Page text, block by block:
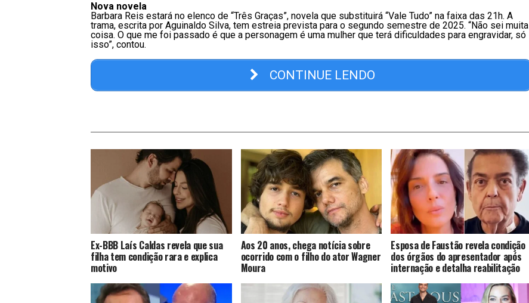
Nova novela
Barbara Reis estará no elenco de “Três Graças”, novela que substituirá “Vale Tudo” na faixa das 21h. A
trama, escrita por Aguinaldo Silva, tem estreia prevista para o segundo semestre de 2025. “Não sei muita
coisa. O que me foi passado é que a personagem é uma mulher que terá dificuldades para engravidar, só
isso”, contou.
CONTINUE LENDO
Ex-BBB Laís Caldas revela que sua
filha tem condição rara e explica
motivo
Aos 20 anos, chega notícia sobre
ocorrido com o filho do ator Wagner
Moura
Esposa de Faustão revela condição
dos órgãos do apresentador após
internação e detalha reabilitação